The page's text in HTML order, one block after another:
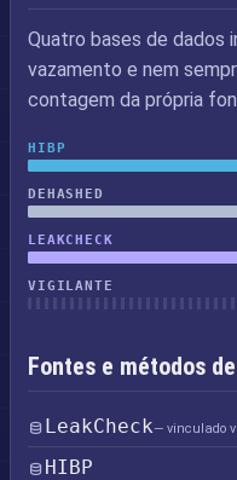
Quatro bases de dados
vazamento e nem
contagem da própria
HIBP
DEHASHED
LEAKCHECK
VIGILANTE
Fontes e métodos
LeakCheck— vinculado
HIBP